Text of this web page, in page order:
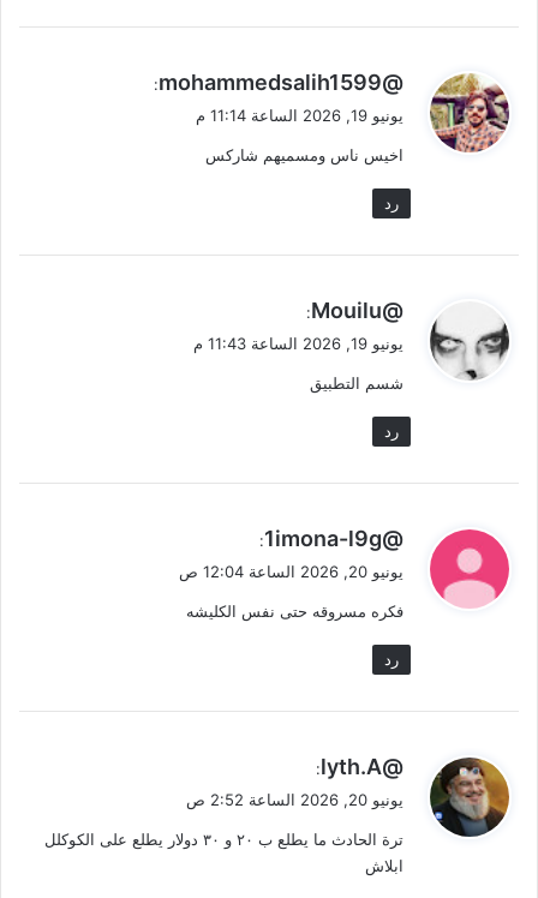
ي
ل
@mohammedsalih1599
:
يونيو 19, 2026 الساعة 11:14 م
اخيس ناس ومسميهم شاركس
رد
ي
ل
@Mouilu
:
يونيو 19, 2026 الساعة 11:43 م
شسم التطبيق
رد
ي
ل
@1imona-l9g
:
يونيو 20, 2026 الساعة 12:04 ص
فكره مسروقه حتى نفس الكليشه
رد
ي
ل
@lyth.A
:
يونيو 20, 2026 الساعة 2:52 ص
ترة الحادث ما يطلع ب ٢٠ و ٣٠ دولار يطلع على الكوكلل
ابلاش